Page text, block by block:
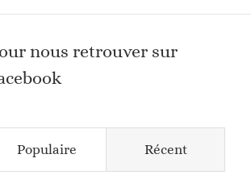
nous retrouver sur
Populaire Récent